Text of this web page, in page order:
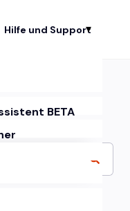
Hilfe und Support
BETA